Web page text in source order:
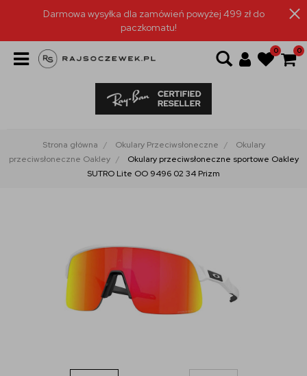
Darmowa wysyłka dla zamówień powyżej 499 zł do
paczkomatu!
0 0
Strona główna Okulary Przeciwsłoneczne
Okulary
przeciwsłoneczne Oakley
Okulary przeciwsłoneczne sportowe Oakley
SUTRO Lite OO 9496 02 34 Prizm